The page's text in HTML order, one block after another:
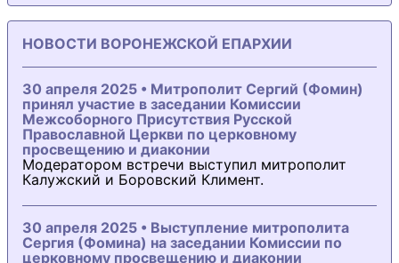
НОВОСТИ ВОРОНЕЖСКОЙ ЕПАРХИИ
30 апреля 2025 • Митрополит Сергий (Фомин)
принял участие в заседании Комиссии
Межсоборного Присутствия Русской
Православной Церкви по церковному
просвещению и диаконии
Модератором встречи выступил митрополит
Калужский и Боровский Климент.
30 апреля 2025 • Выступление митрополита
Сергия (Фомина) на заседании Комиссии по
церковному просвещению и диаконии